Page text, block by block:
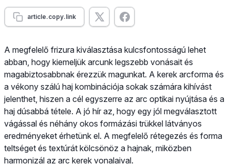
article.copy.link
A megfelelő frizura kiválasztása kulcsfontosságú lehet
abban, hogy kiemeljük arcunk legszebb vonásait és
magabiztosabbnak érezzük magunkat. A kerek arcforma és
a vékony szálú haj kombinációja sokak számára kihívást
jelenthet, hiszen a cél egyszerre az arc optikai nyújtása és a
haj dúsabbá tétele. A jó hír az, hogy egy jól megválasztott
vágással és néhány okos formázási trükkel látványos
eredményeket érhetünk el. A megfelelő rétegezés és forma
teltséget és textúrát kölcsönöz a hajnak, miközben
harmonizál az arc kerek vonalaival.